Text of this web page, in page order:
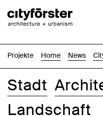
Projekte Home News
Stadt
Landschaft